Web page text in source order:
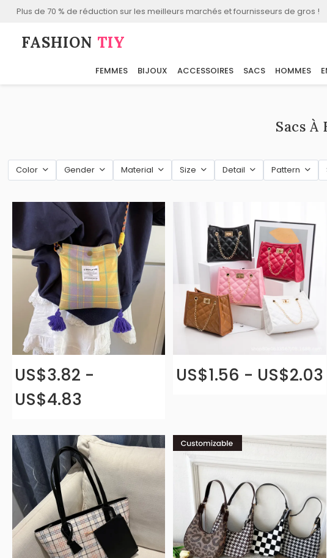
Plus de 70 % de réduction sur les meilleurs marchés et fournisseurs de gros !
FASHION⁠ TIY
FEMMES BIJOUX ACCESSOIRES SACS HOMMES
Sacs
Color Gender Material Size Detail Pattern
US$3.82 -
US$4.83
US$1.56 - US$2.03